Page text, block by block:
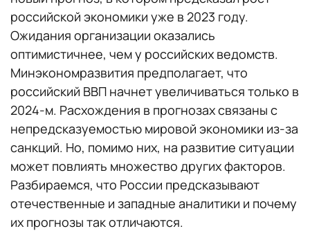
российской экономики уже в 2023 году.
Ожидания организации оказались
оптимистичнее, чем у российских ведомств.
Минэкономразвития предполагает, что
российский ВВП начнет увеличиваться только в
2024-м. Расхождения в прогнозах связаны с
непредсказуемостью мировой экономики из-за
санкций. Но, помимо них, на развитие ситуации
может повлиять множество других факторов.
Разбираемся, что России предсказывают
отечественные и западные аналитики и почему
их прогнозы так отличаются.